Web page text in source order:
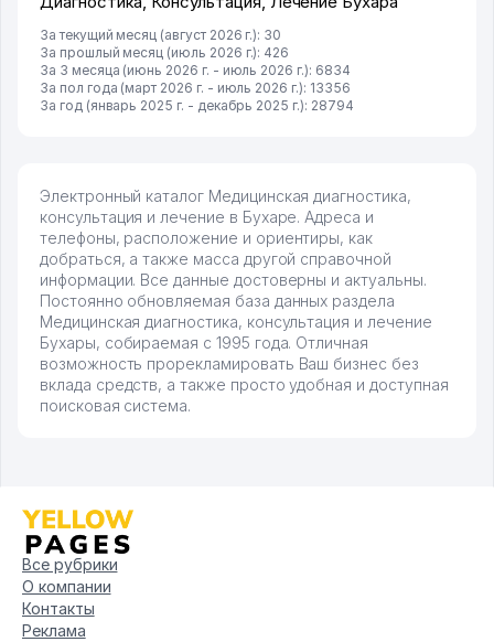
За текущий месяц (август 2026 г.): 30
За прошлый месяц (июль 2026 г.): 426
За 3 месяца (июнь 2026 г. - июль 2026 г.): 6834
За пол года (март 2026 г. - июль 2026 г.): 13356
За год (январь 2025 г. - декабрь 2025 г.): 28794
Электронный каталог Медицинская диагностика,
консультация и лечение в Бухаре. Адреса и
телефоны, расположение и ориентиры, как
добраться, а также масса другой справочной
информации. Все данные достоверны и актуальны.
Постоянно обновляемая база данных раздела
Медицинская диагностика, консультация и лечение
Бухары, собираемая с 1995 года. Отличная
возможность прорекламировать Ваш бизнес без
вклада средств, а также просто удобная и доступная
поисковая система.
Все рубрики
О компании
Контакты
Реклама